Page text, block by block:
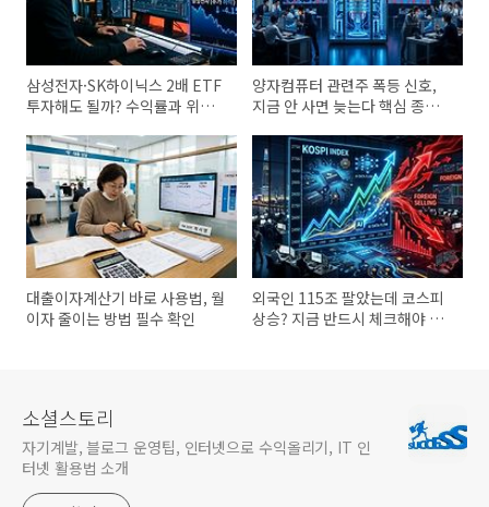
삼성전자·SK하이닉스 2배 ETF
투자해도 될까? 수익률과 위험
양자컴퓨터 관련주 폭등 신호,
지금 안 사면 늦는다 핵심 종목
대출이자계산기 바로 사용법, 월
이자 줄이는 방법 필수 확인
외국인 115조 팔았는데 코스피
상승? 지금 반드시 체크해야 할
소셜스토리
자기계발, 블로그 운영팁, 인터넷으로 수익올리기, IT 인
터넷 활용법 소개